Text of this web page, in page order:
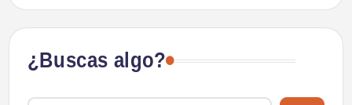
¿Buscas algo?